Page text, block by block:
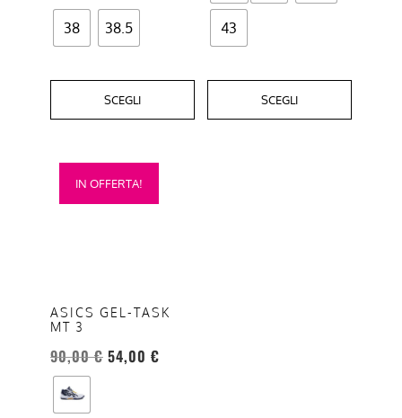
38 38.5
SCEGLI
43
SCEGLI
IN OFFERTA!
ASICS GEL-TASK
MT 3
90,00€ 54,00 €
Questo
prodotto
opzioni
possono
essere
scelte
nella